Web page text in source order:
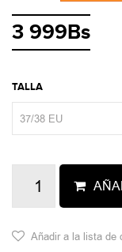
3 999Bs
TALLA
Añadir a la lista de